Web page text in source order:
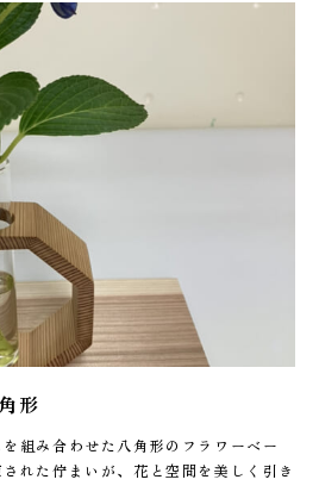
形
組み合わせた八角形のフラワーベー
れた佇まいが、花と空間を美しく引き